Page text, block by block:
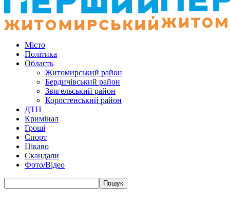
Місто
Політика
Область
Житомирський район
Бердичівський район
Звягельський район
Коростенський район
ДТП
Кримінал
Гроші
Спорт
Цікаво
Скандали
Фото/Відео